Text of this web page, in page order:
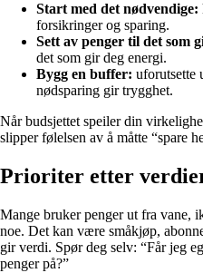
Start med det nødvendige:
forsikringer og sparing.
Sett av penger til det som
det som gir deg energi.
Bygg en buffer: uforutsette
nødsparing gir trygghet.
Når budsjettet speiler din
slipper følelsen av å måtte “spare
Prioriter etter
Mange bruker penger ut fra vane,
noe. Det kan være småkjøp,
gir verdi. Spør deg selv: “Får jeg
penger på?”